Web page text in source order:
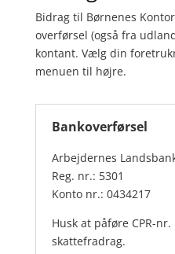
Bidrag til Børnenes
overførsel (også fra
kontant. Vælg din
menuen til højre.
Bankoverførsel
Arbejdernes
Reg. nr.: 5301
Konto nr.: 0434217
Husk at påføre CPR-
skattefradrag.